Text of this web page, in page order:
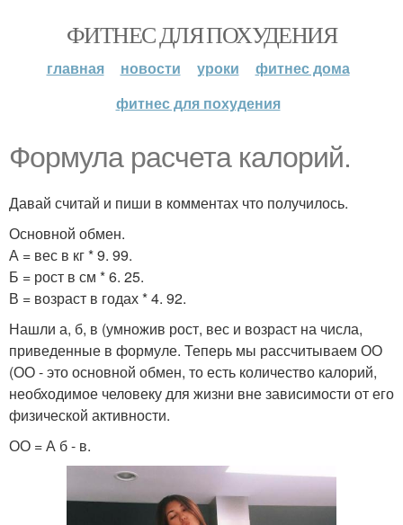
ФИТНЕС ДЛЯ ПОХУДЕНИЯ
главная новости уроки
фитнес дома
фитнес для похудения
Формула расчета калорий.
Давай считай и пиши в комментах что получилось.
Основной обмен.
А = вес в кг * 9. 99.
Б = рост в см * 6. 25.
В = возраст в годах * 4. 92.
Нашли а, б, в (умножив рост, вес и возраст на числа,
приведенные в формуле. Теперь мы рассчитываем ОО
(ОО - это основной обмен, то есть количество калорий,
необходимое человеку для жизни вне зависимости от его
физической активности.
ОО = А б - в.